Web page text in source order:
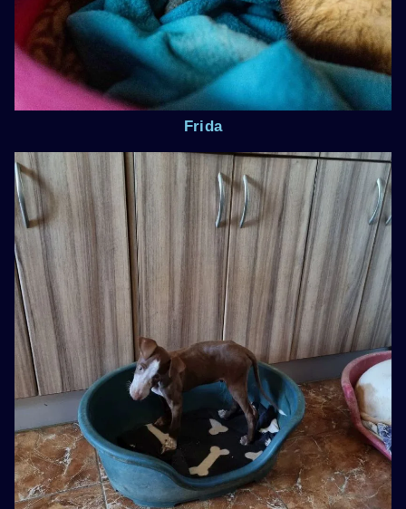
Frida